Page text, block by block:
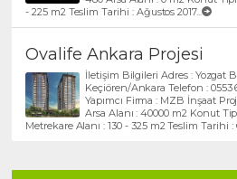
- 225 m2 Teslim Tarihi : Ağustos 2017...
Ovalife Ankara Projesi
İletişim Bilgileri Adres : Yozgat
Keçiören/Ankara Telefon : 0553
Yapımcı Firma : MZB İnşaat
Arsa Alanı : 40000 m2 Konut
Metrekare Alanı : 130 - 325 m2 Teslim Tarihi :